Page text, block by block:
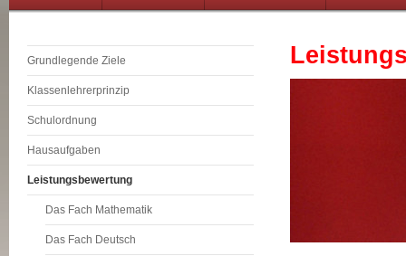
Grundlegende Ziele
Klassenlehrerprinzip
Schulordnung
Hausaufgaben
Leistungsbewertung
Das Fach Mathematik
Das Fach Deutsch